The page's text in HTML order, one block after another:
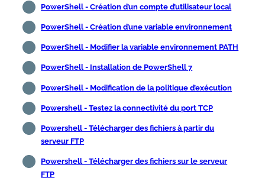
PowerShell - Création d’un compte d’utilisateur local
PowerShell - Création d’une variable environnement
PowerShell - Modifier la variable environnement PATH
PowerShell - Installation de PowerShell 7
PowerShell - Modification de la politique d’exécution
Powershell - Testez la connectivité du port TCP
Powershell - Télécharger des fichiers à partir du
serveur FTP
Powershell - Télécharger des fichiers sur le serveur
FTP